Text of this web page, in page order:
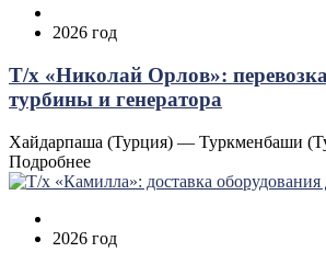
2026 год
Т/х «Николай Орлов»:
турбины и генератора
Хайдарпаша (Турция) — Туркменбаши
Подробнее
2026 год